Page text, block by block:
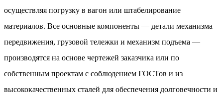
осуществляя погрузку в вагон или штабелирование
материалов. Все основные компоненты — детали механизма
передвижения, грузовой тележки и механизм подъема —
производятся на основе чертежей заказчика или по
собственным проектам с соблюдением ГОСТов и из
высококачественных сталей для обеспечения долговечности и